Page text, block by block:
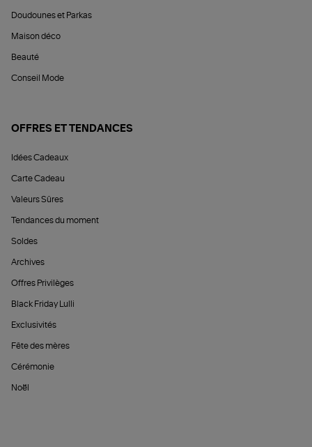
Doudounes et Parkas
Maison déco
Beauté
Conseil Mode
OFFRES ET TENDANCES
Idées Cadeaux
Carte Cadeau
Valeurs Sûres
Tendances du moment
Soldes
Archives
Offres Privilèges
Black Friday Lulli
Exclusivités
Fête des mères
Cérémonie
Noël